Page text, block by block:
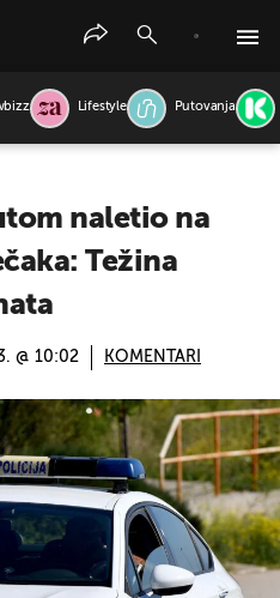
Lifestyle Putovanja
naletio na
Težina
@ 10:02 KOMENTARI